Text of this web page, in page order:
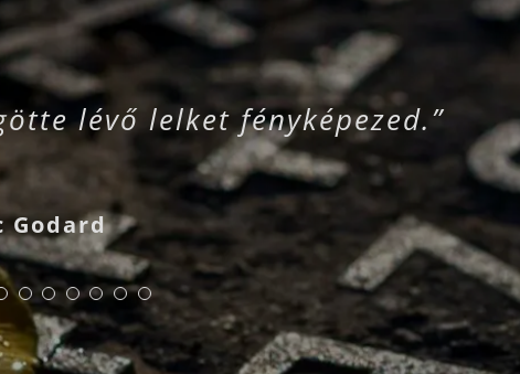
lévő lelket fényképezed.”
Godard